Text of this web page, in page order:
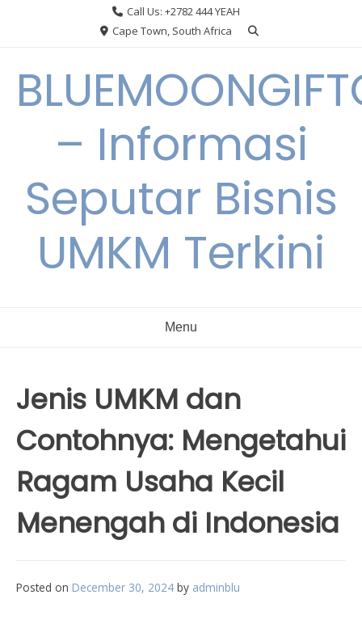
Call Us: +2782 444 YEAH
Cape Town, South Africa
– Informasi
Seputar Bisnis
UMKM Terkini
Menu
Jenis UMKM dan
Contohnya: Mengetahui
Ragam Usaha Kecil
Menengah di Indonesia
Posted on December 30, 2024 by adminblu